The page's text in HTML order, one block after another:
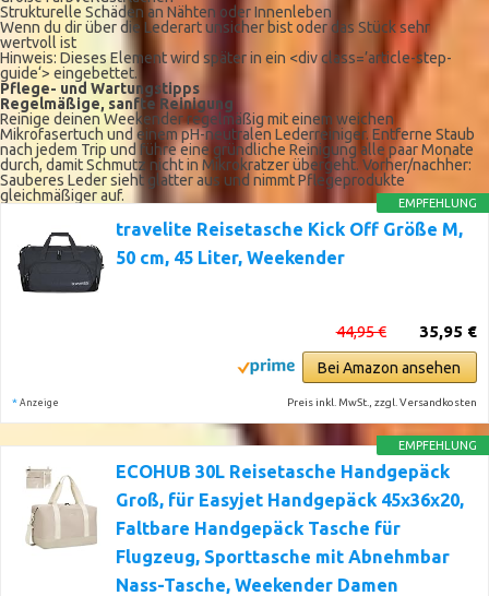
Strukturelle Schäden an Nähten oder Innenleben
Wenn du dir über die Lederart unsicher bist oder das Stück sehr
wertvoll ist
Hinweis: Dieses Element wird später in ein <div class=’article-step-
guide‘> eingebettet.
Pflege- und Wartungstipps
Regelmäßige, sanfte Reinigung
Reinige deinen Weekender regelmäßig mit einem weichen
Mikrofasertuch und einem pH-neutralen Lederreiniger. Entferne Staub
nach jedem Trip und führe eine gründliche Reinigung alle paar Monate
durch, damit Schmutz nicht in Mikrokratzer übergeht. Vorher/nachher:
Sauberes Leder sieht glatter aus und nimmt Pflegeprodukte
gleichmäßiger auf.
EMPFEHLUNG
travelite Reisetasche Kick Off Größe M,
50 cm, 45 Liter, Weekender
35,95 €
44,95 €
Bei Amazon ansehen
* Anzeige Preis inkl. MwSt., zzgl. Versandkosten
EMPFEHLUNG
ECOHUB 30L Reisetasche Handgepäck
Groß, für Easyjet Handgepäck 45x36x20,
Faltbare Handgepäck Tasche für
Flugzeug, Sporttasche mit Abnehmbar
Nass-Tasche, Weekender Damen